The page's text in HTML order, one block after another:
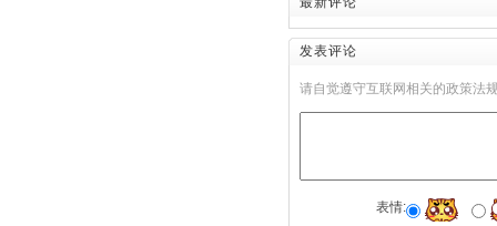
发表评论
请自觉遵守互联网相关的政策法
表情: